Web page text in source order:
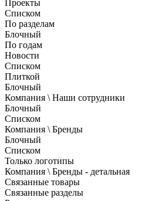
Проекты
Списком
По разделам
Блочный
По годам
Новости
Списком
Плиткой
Блочный
Компания \ Наши сотрудники
Блочный
Списком
Компания \ Бренды
Блочный
Списком
Только логотипы
Компания \ Бренды - детальная
Связанные товары
Связанные разделы